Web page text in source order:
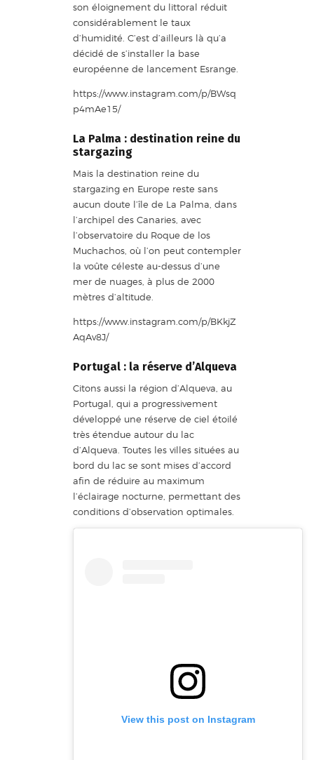
son éloignement du littoral réduit
considérablement le taux
d’humidité. C’est d’ailleurs là qu’a
décidé de s’installer la base
européenne de lancement Esrange.
https://www.instagram.com/p/BWsq
p4mAe15/
La Palma : destination reine du
stargazing
Mais la destination reine du
stargazing en Europe reste sans
aucun doute l’île de La Palma, dans
l’archipel des Canaries, avec
l’observatoire du Roque de los
Muchachos, où l’on peut contempler
la voûte céleste au-dessus d’une
mer de nuages, à plus de 2000
mètres d’altitude.
https://www.instagram.com/p/BKkjZ
AqAv8J/
Portugal : la réserve d’Alqueva
Citons aussi la région d’Alqueva, au
Portugal, qui a progressivement
développé une réserve de ciel étoilé
très étendue autour du lac
d’Alqueva. Toutes les villes situées au
bord du lac se sont mises d’accord
afin de réduire au maximum
l’éclairage nocturne, permettant des
conditions d’observation optimales.
View this post on Instagram